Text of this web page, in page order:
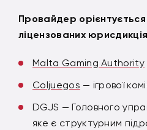
Провайдер
ліцензованих
Malta Gaming Authority
Coljuegos — ігрової
DGJS — Головного
яке є структурним